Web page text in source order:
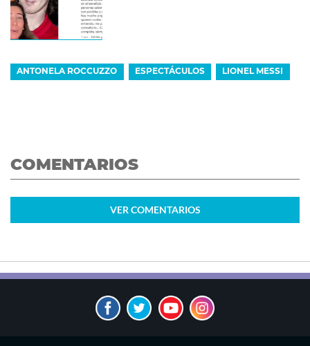
ANTONELA ROCCUZZO ESPECTÁCULOS LIONEL MESSI
COMENTARIOS
VER COMENTARIOS